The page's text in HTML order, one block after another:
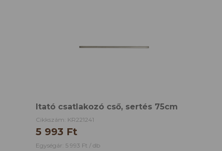
Itató csatlakozó cső, sertés 75cm
Cikkszám: KR221241
5 993 Ft
Egységár: 5 993 Ft / db